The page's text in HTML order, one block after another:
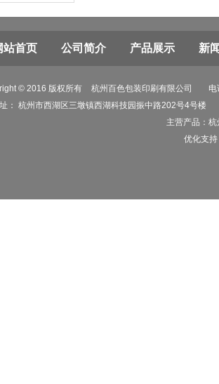
站首页 公司简介 产品展示 新
© 2016 版权所有 杭州百色包装印刷有限公司
： 杭州市西湖区三墩镇西湖科技园振中路202号4号楼
主营产品： 杭
优化支